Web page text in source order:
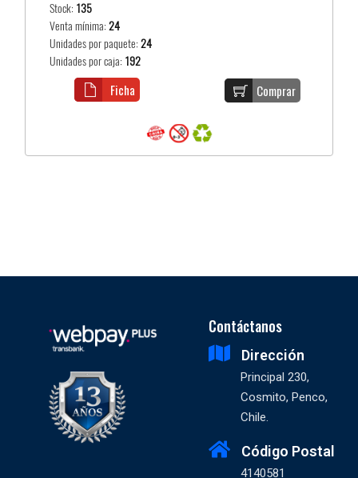
Stock: 135
Venta mínima:24
Unidades por paquete:24
Unidades por caja: 192
Comprar
Ficha
Contáctanos
Dirección
Principal 230,
Cosmito, Penco,
Chile.
Código Postal
4140581